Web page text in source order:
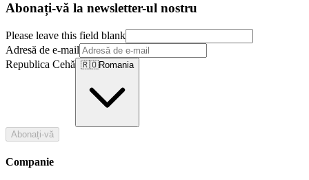
Abonați-vă la newsletter-ul nostru
Please leave this field blank
Adresă de e-mail
Republica Cehă 🇷🇴Romania
Abonați-vă
Companie